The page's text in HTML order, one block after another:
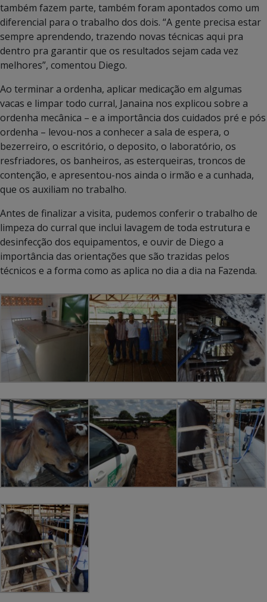
também fazem parte, também foram apontados como um
diferencial para o trabalho dos dois. “A gente precisa estar
sempre aprendendo, trazendo novas técnicas aqui pra
dentro pra garantir que os resultados sejam cada vez
melhores”, comentou Diego.
Ao terminar a ordenha, aplicar medicação em algumas
vacas e limpar todo curral, Janaina nos explicou sobre a
ordenha mecânica – e a importância dos cuidados pré e pós
ordenha – levou-nos a conhecer a sala de espera, o
bezerreiro, o escritório, o deposito, o laboratório, os
resfriadores, os banheiros, as esterqueiras, troncos de
contenção, e apresentou-nos ainda o irmão e a cunhada,
que os auxiliam no trabalho.
Antes de finalizar a visita, pudemos conferir o trabalho de
limpeza do curral que inclui lavagem de toda estrutura e
desinfecção dos equipamentos, e ouvir de Diego a
importância das orientações que são trazidas pelos
técnicos e a forma como as aplica no dia a dia na Fazenda.